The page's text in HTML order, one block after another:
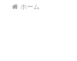
ホーム